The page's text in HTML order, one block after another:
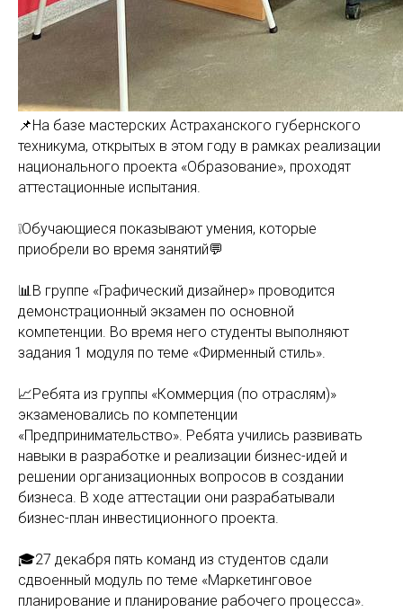
📌На базе мастерских Астраханского губернского
техникума, открытых в этом году в рамках реализации
национального проекта «Образование», проходят
аттестационные испытания.
❕Обучающиеся показывают умения, которые
приобрели во время занятий💬
📊В группе «Графический дизайнер» проводится
демонстрационный экзамен по основной
компетенции. Во время него студенты выполняют
задания 1 модуля по теме «Фирменный стиль».
📈Ребята из группы «Коммерция (по отраслям)»
экзаменовались по компетенции
«Предпринимательство». Ребята учились развивать
навыки в разработке и реализации бизнес-идей и
решении организационных вопросов в создании
бизнеса. В ходе аттестации они разрабатывали
бизнес-план инвестиционного проекта.
🎓27 декабря пять команд из студентов сдали
сдвоенный модуль по теме «Маркетинговое
планирование и планирование рабочего процесса».